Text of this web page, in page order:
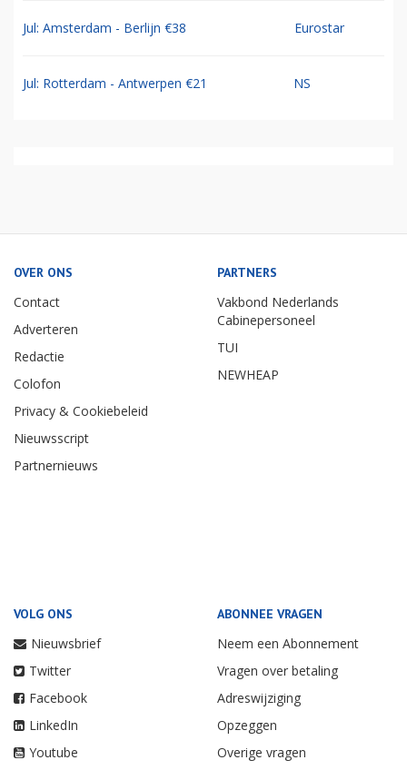
Jul: Amsterdam - Berlijn €38 Eurostar
Jul: Rotterdam - Antwerpen €21 NS
OVER ONS
Contact
Adverteren
Redactie
Colofon
Privacy & Cookiebeleid
Nieuwsscript
Partnernieuws
PARTNERS
Vakbond Nederlands
Cabinepersoneel
TUI
NEWHEAP
VOLG ONS
Nieuwsbrief
Twitter
Facebook
LinkedIn
Youtube
ABONNEE VRAGEN
Neem een Abonnement
Vragen over betaling
Adreswijziging
Opzeggen
Overige vragen